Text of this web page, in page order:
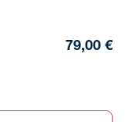
79,00 €